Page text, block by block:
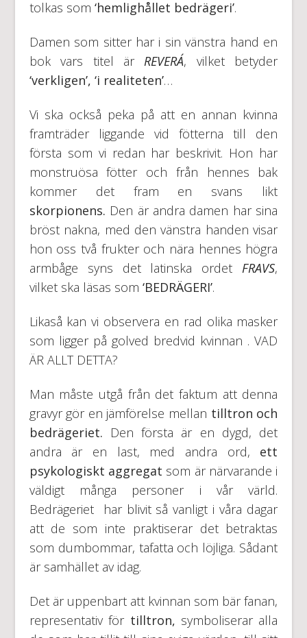
tolkas som ‘hemlighållet bedrägeri’.
Damen som sitter har i sin vänstra hand en
bok vars titel ärREVERÁ, vilket betyder
‘verkligen’, ‘i realiteten’…
Vi ska också peka på att en annan kvinna
framträder liggande vid fötterna till den
första som vi redan har beskrivit. Hon har
monstruösa fötter och från hennes bak
kommer det fram en svans likt
skorpionens. Den är andra damen har sina
bröst nakna, med den vänstra handen visar
hon oss två frukter och nära hennes högra
armbåge syns det latinska ordetFRAVS,
vilket ska läsas som ‘BEDRÄGERI’.
Likaså kan vi observera en rad olika masker
som ligger på golved bredvid kvinnan . VAD
ÄR ALLT DETTA?
Man måste utgå från det faktum att denna
gravyr gör en jämförelse mellan tilltron och
bedrägeriet. Den första är en dygd, det
andra är en last, med andra ord, ett
psykologiskt aggregat som är närvarande i
väldigt många personer i vår värld.
Bedrägeriet har blivit så vanligt i våra dagar
att de som inte praktiserar det betraktas
som dumbommar, tafatta och löjliga. Sådant
är samhället av idag.
Det är uppenbart att kvinnan som bär fanan,
representativ för tilltron, symboliserar alla